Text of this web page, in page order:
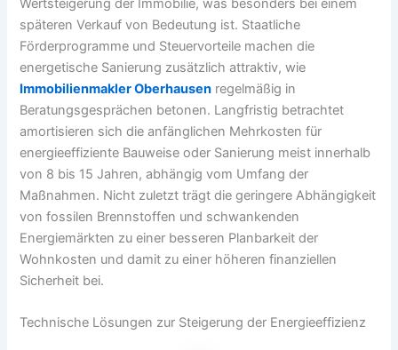
späteren Verkauf von Bedeutung ist. Staatliche
Förderprogramme und Steuervorteile machen die
energetische Sanierung zusätzlich attraktiv, wie
Immobilienmakler Oberhausen regelmäßig in
Beratungsgesprächen betonen. Langfristig betrachtet
amortisieren sich die anfänglichen Mehrkosten für
energieeffiziente Bauweise oder Sanierung meist innerhalb
von 8 bis 15 Jahren, abhängig vom Umfang der
Maßnahmen. Nicht zuletzt trägt die geringere Abhängigkeit
von fossilen Brennstoffen und schwankenden
Energiemärkten zu einer besseren Planbarkeit der
Wohnkosten und damit zu einer höheren finanziellen
Sicherheit bei.
Technische Lösungen zur Steigerung der Energieeffizienz